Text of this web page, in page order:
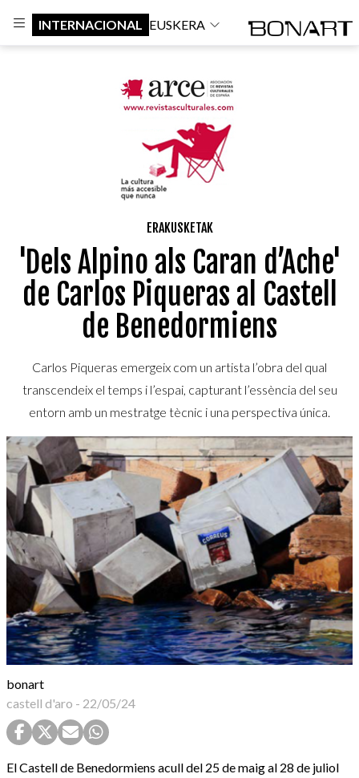
INTERNACIONAL EUSKERA
ERAKUSKETAK
'Dels Alpino als Caran d’Ache'
de Carlos Piqueras al Castell
de Benedormiens
Carlos Piqueras emergeix com un artista l’obra del qual
transcendeix el temps i l’espai, capturant l’essència del seu
entorn amb un mestratge tècnic i una perspectiva única.
bonart
castell d'aro - 22/05/24
El Castell de Benedormiens acull del 25 de maig al 28 de juliol